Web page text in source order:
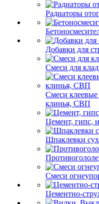
Радиаторы
Добавки для
Смеси для
Смеси клеевые
клинья, СВП
Цемент, гипс,
Шпаклевки
Смеси
Цементно-